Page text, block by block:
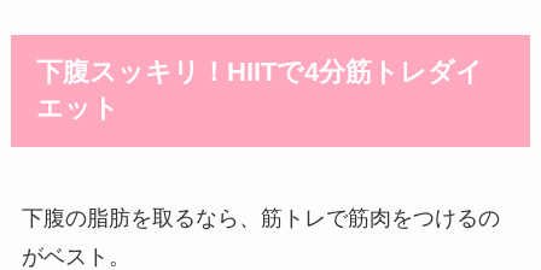
下腹スッキリ！HIITで4分筋トレダイ
エット
下腹の脂肪を取るなら、筋トレで筋肉をつけるの
がベスト。